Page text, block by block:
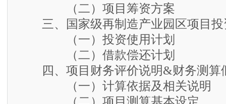
（二）项目筹资方案
三、国家级再制造产业园区项目投
（一）投资使用计划
（二）借款偿还计划
四、项目财务评价说明&财务测算
（一）计算依据及相关说明